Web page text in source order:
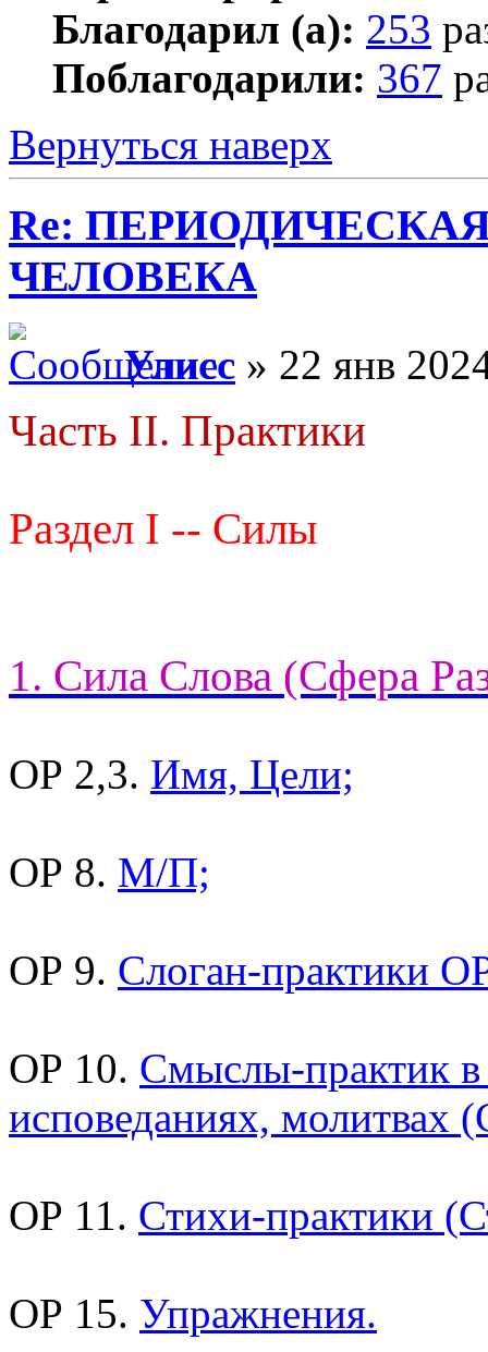
Благодарил (а): 253
Поблагодарили: 367
Вернуться наверх
Re:
ЧЕЛОВЕКА
Улисс » 22 янв
Часть II. Практики
Раздел I -- Силы
1. Сила Слова (Сфера
ОР 2,3. Имя, Цели;
ОР 8. М/П;
ОР 9. Слоган-практики
ОР 10. Смыслы-практик в
исповеданиях,
ОР 11. Стихи-практики
ОР 15. Упражнения.